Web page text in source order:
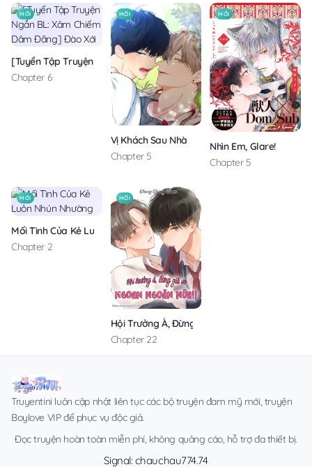
MỚI
[Tuyển Tập Truyện Ngắn BL: Xâm Chiếm Dâm Đãng] Đào Xới
Chapter 6
MỚI
Vị Khách Sau Nhà
Chapter 5
MỚI
Nhìn Em, Glare!
Chapter 5
MỚI
Mối Tình Của Kẻ Luôn Nhún Nhường
Chapter 2
MỚI
Hội Trưởng À, Đừng Giả Vờ Ngoan Ngoãn
Chapter 22
Truyentini luôn cập nhật liên tục các bộ truyện đam mỹ mới, truyện
Boylove VIP để phục vụ độc giả.
Đọc truyện hoàn toàn miễn phí, không quảng cáo, hỗ trợ đa thiết bị.
Signal: chauchau774.74